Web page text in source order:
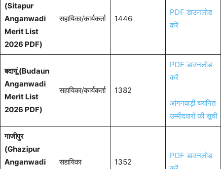
(Sitapur
Anganwadi
Merit List
2026 PDF)
सहायिका/कार्यकर्ता 1446
PDF डाउनलोड
करें
बदायूं (Budaun
Anganwadi
Merit List
2026 PDF)
सहायिका/कार्यकर्ता 1382
PDF डाउनलोड
करें
आंगनवाड़ी चयनित
उम्मीदवारों की सूची
गाजीपुर
(Ghazipur
Anganwadi
सहायिका 1352
PDF डाउनलोड